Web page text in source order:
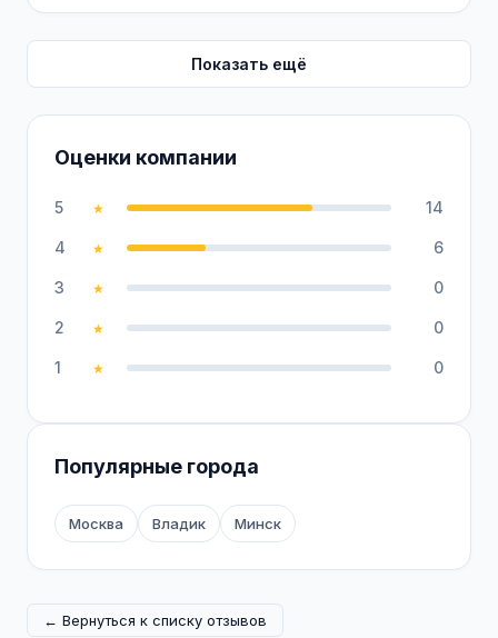
Оценки компании
5 ★ 14
4 ★ 6
3 ★ 0
2 ★ 0
1 ★ 0
Популярные города
Москва Владик Минск
Показать ещё
← Вернуться к списку отзывов